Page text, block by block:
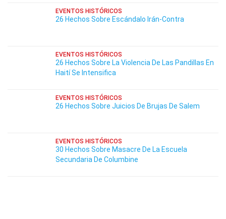
EVENTOS HISTÓRICOS
26 Hechos Sobre Escándalo Irán-Contra
EVENTOS HISTÓRICOS
26 Hechos Sobre La Violencia De Las Pandillas En
Haití Se Intensifica
EVENTOS HISTÓRICOS
26 Hechos Sobre Juicios De Brujas De Salem
EVENTOS HISTÓRICOS
30 Hechos Sobre Masacre De La Escuela
Secundaria De Columbine